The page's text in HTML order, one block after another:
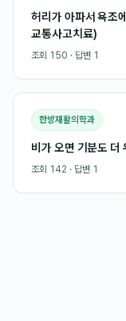
허리가 아파서 욕조
교통사고치료)
조회 150 · 답변 1
한방재활의학과
비가 오면 기분도
조회 142 · 답변 1